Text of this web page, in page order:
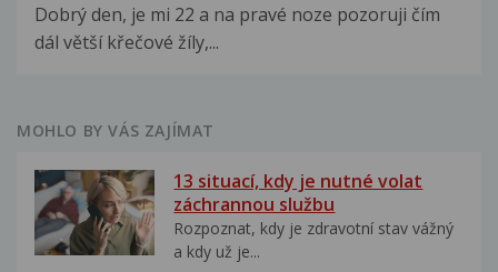
Dobrý den, je mi 22 a na pravé noze pozoruji čím
dál větší křečové žíly,...
MOHLO BY VÁS ZAJÍMAT
13 situací, kdy je nutné volat
záchrannou službu
Rozpoznat, kdy je zdravotní stav vážný
a kdy už je...